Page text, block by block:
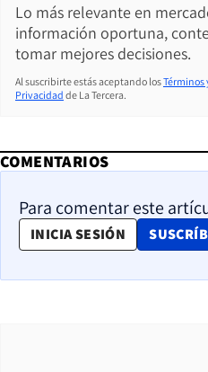
Lo más relevante en
información oportuna,
tomar mejores decisiones.
Al suscribirte estás aceptando losTérminos
Privacidad de La Tercera.
COMENTARIOS
Para comentar este
INICIA SESIÓN OPENS